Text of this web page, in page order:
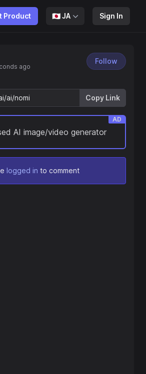
Product 🇯🇵JA Sign In
ago
Follow
Copy Link
AI image/video generator
AD
logged in to comment